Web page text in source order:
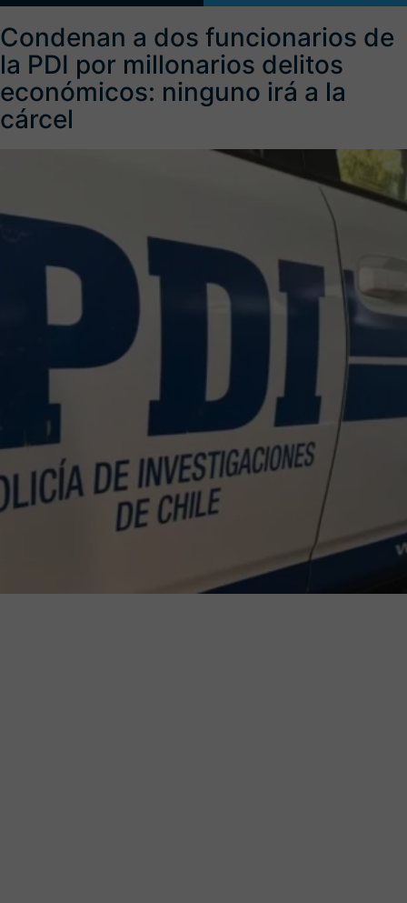
Condenan a dos funcionarios de
la PDI por millonarios delitos
económicos: ninguno irá a la
cárcel